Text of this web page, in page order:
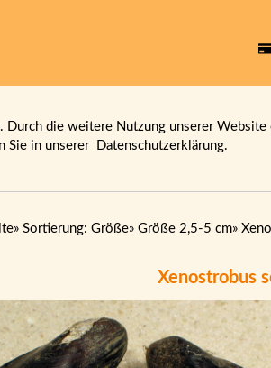
die weitere Nutzung unserer
Sie in unserer Datenschutzerklärung.
» Sortierung: Größe» Größe 2,5-5 cm»
Xenostrobus